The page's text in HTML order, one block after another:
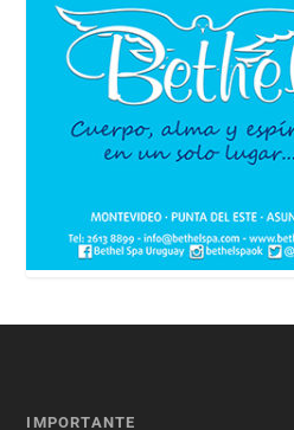
IMPORTANTE